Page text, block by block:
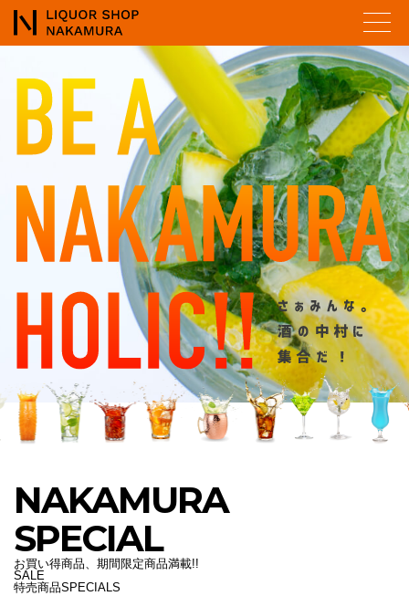
NAKAMURA
SPECIAL
お買い得商品、期間限定商品満載!!
SALE
特売商品SPECIALS